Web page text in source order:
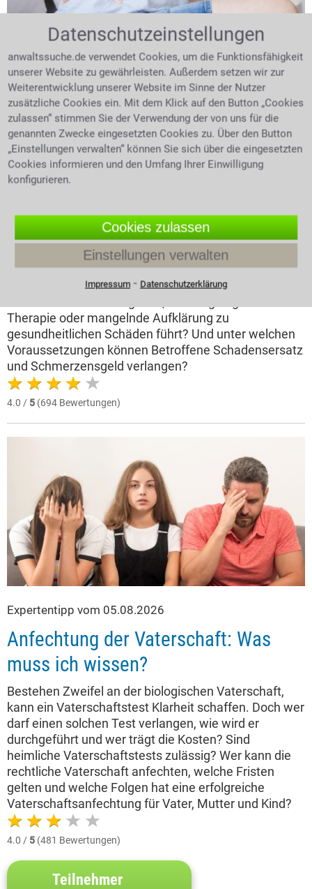
Expertentipp vom 07.08.2026
Wann haften Heilpraktiker für
Behandlungsfehler?
Traditionelle Chinesische Medizin: Welche
Behandlungen dürfen Heilpraktiker eigentlich
anbieten und wo liegen ihre rechtlichen Grenzen? Ist
die Berufsbezeichnung geschützt und wann muss ein
Patient an einen Arzt verwiesen werden? Was gilt,
Therapie oder mangelnde Aufklärung zu
gesundheitlichen Schäden führt? Und unter welchen
Voraussetzungen können Betroffene Schadensersatz
und Schmerzensgeld verlangen?
4.0 / 5 (694 Bewertungen)
Expertentipp vom 05.08.2026
Anfechtung der Vaterschaft: Was
muss ich wissen?
Bestehen Zweifel an der biologischen Vaterschaft,
kann ein Vaterschaftstest Klarheit schaffen. Doch wer
darf einen solchen Test verlangen, wie wird er
durchgeführt und wer trägt die Kosten? Sind
heimliche Vaterschaftstests zulässig? Wer kann die
rechtliche Vaterschaft anfechten, welche Fristen
gelten und welche Folgen hat eine erfolgreiche
Vaterschaftsanfechtung für Vater, Mutter und Kind?
4.0 / 5 (481 Bewertungen)
Teilnehmer
Datenschutzeinstellungen
anwaltssuche.de verwendet Cookies, um die Funktionsfähigkeit
unserer Website zu gewährleisten. Außerdem setzen wir zur
Weiterentwicklung unserer Website im Sinne der Nutzer
zusätzliche Cookies ein. Mit dem Klick auf den Button „Cookies
zulassen“ stimmen Sie der Verwendung der von uns für die
genannten Zwecke eingesetzten Cookies zu. Über den Button
„Einstellungen verwalten“ können Sie sich über die eingesetzten
Cookies informieren und den Umfang Ihrer Einwilligung
konfigurieren.
Cookies zulassen
Einstellungen verwalten
Impressum⁃ Datenschutzerklärung